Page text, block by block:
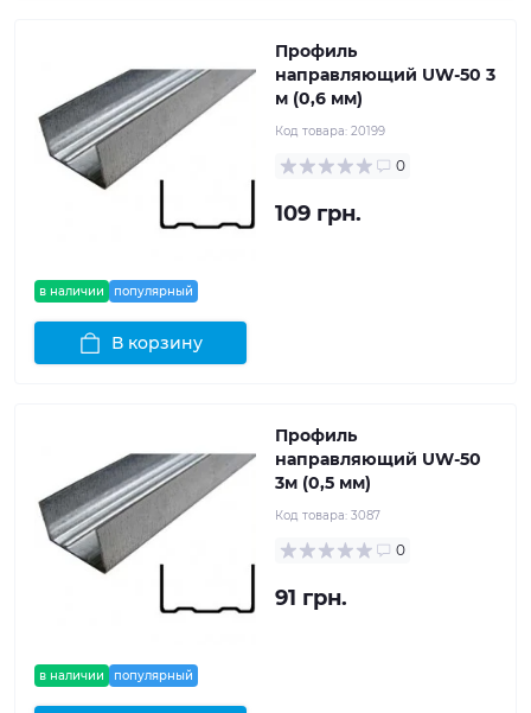
в наличии популярный
Профиль
направляющий UW-50 3
м (0,6 мм)
Код товара: 20199
0
109 грн.
В корзину
в наличии популярный
Профиль
направляющий UW-50
3м (0,5 мм)
Код товара: 3087
0
91 грн.